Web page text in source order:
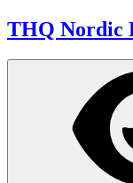
THQ Nordic